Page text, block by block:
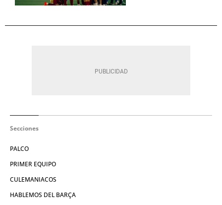
Secciones
PALCO
PRIMER EQUIPO
CULEMANIACOS
HABLEMOS DEL BARÇA